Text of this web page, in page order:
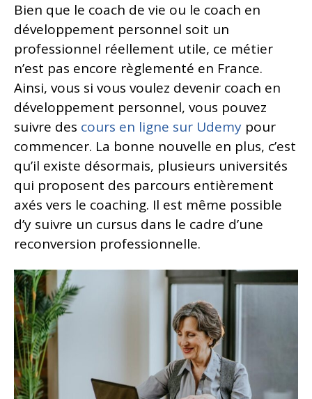
Bien que le coach de vie ou le coach en
développement personnel soit un
professionnel réellement utile, ce métier
n’est pas encore règlementé en France.
Ainsi, vous si vous voulez devenir coach en
développement personnel, vous pouvez
suivre des cours en ligne sur Udemy pour
commencer. La bonne nouvelle en plus, c’est
qu’il existe désormais, plusieurs universités
qui proposent des parcours entièrement
axés vers le coaching. Il est même possible
d’y suivre un cursus dans le cadre d’une
reconversion professionnelle.